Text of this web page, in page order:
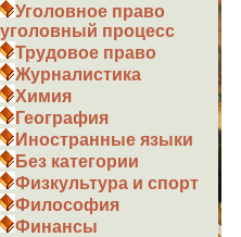
Уголовное право
уголовный процесс
Трудовое право
Журналистика
Химия
География
Иностранные языки
Без категории
Физкультура и спорт
Философия
Финансы